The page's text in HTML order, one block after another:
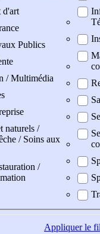
d'art
Publics
/ Multimédia
naturels /
/ Soins aux
/
Appliquerle